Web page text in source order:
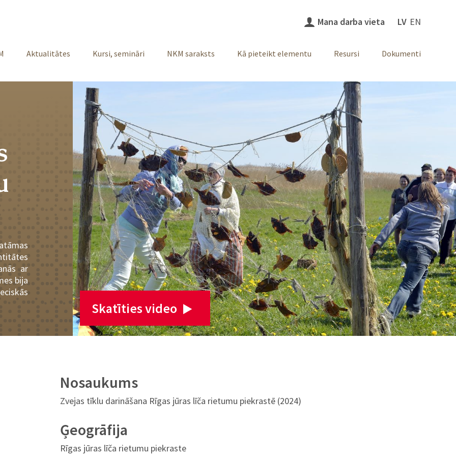
Mana darba vieta LV EN
Aktualitātes Kursi, semināri NKM saraksts Kā pieteikt elementu Resursi Dokumenti
ar
bija
Skatīties video
Nosaukums
Zvejas tīklu darināšana Rīgas jūras līča rietumu piekrastē (2024)
Ģeogrāfija
Rīgas jūras līča rietumu piekraste